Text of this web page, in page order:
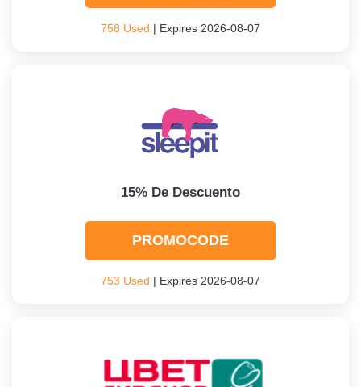
758 Used | Expires 2026-08-07
15% De Descuento
PROMOCODE
753 Used | Expires 2026-08-07